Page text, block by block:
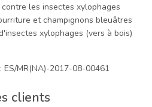
les insectes xylophages
et champignons bleuâtres
xylophages (vers à bois)
MR(NA)-2017-08-00461
clients